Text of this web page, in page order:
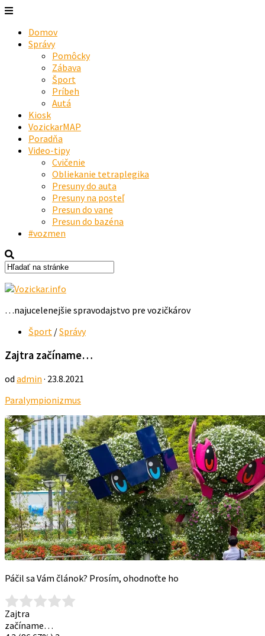
Domov
Správy
Pomôcky
Zábava
Šport
Príbeh
Autá
Kiosk
VozickarMAP
Poradňa
Video-tipy
Cvičenie
Obliekanie tetraplegika
Presuny do auta
Presuny na posteľ
Presun do vane
Presun do bazéna
#vozmen
…najucelenejšie spravodajstvo pre vozičkárov
Šport /Správy
Zajtra začíname…
od admin · 23.8.2021
Paralympionizmus
Páčil sa Vám článok? Prosím, ohodnoťte ho
Zajtra
začíname…